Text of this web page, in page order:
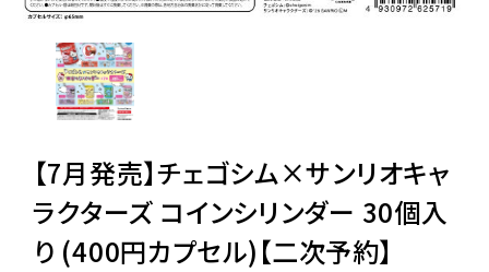
06-6282-7659
【7月発売】チェゴシム×サンリオキャ
ラクターズ コインシリンダー 30個入
り (400円カプセル)【二次予約】